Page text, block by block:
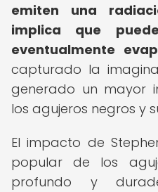
emiten una
implica que
eventualmente
capturado la
generado un mayor
los agujeros negros y
El impacto de
popular de los
profundo y